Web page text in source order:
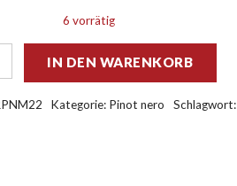
6 vorrätig
IN DEN WARENKORB
Kategorie: Pinot nero Schlagwort: